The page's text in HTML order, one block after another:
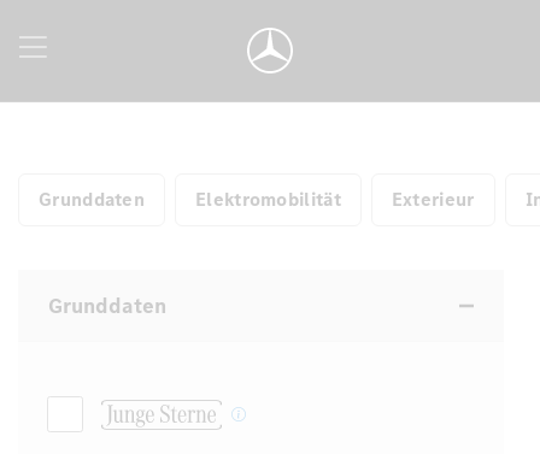
Grunddaten Elektromobilität Exterieur
Grunddaten